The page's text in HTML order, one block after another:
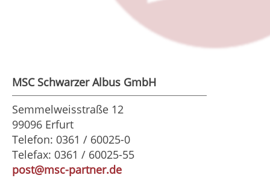
MSC Schwarzer Albus GmbH
Semmelweisstraße 12
99096 Erfurt
Telefon: 0361 / 60025-0
Telefax: 0361 / 60025-55
post@msc-partner.de